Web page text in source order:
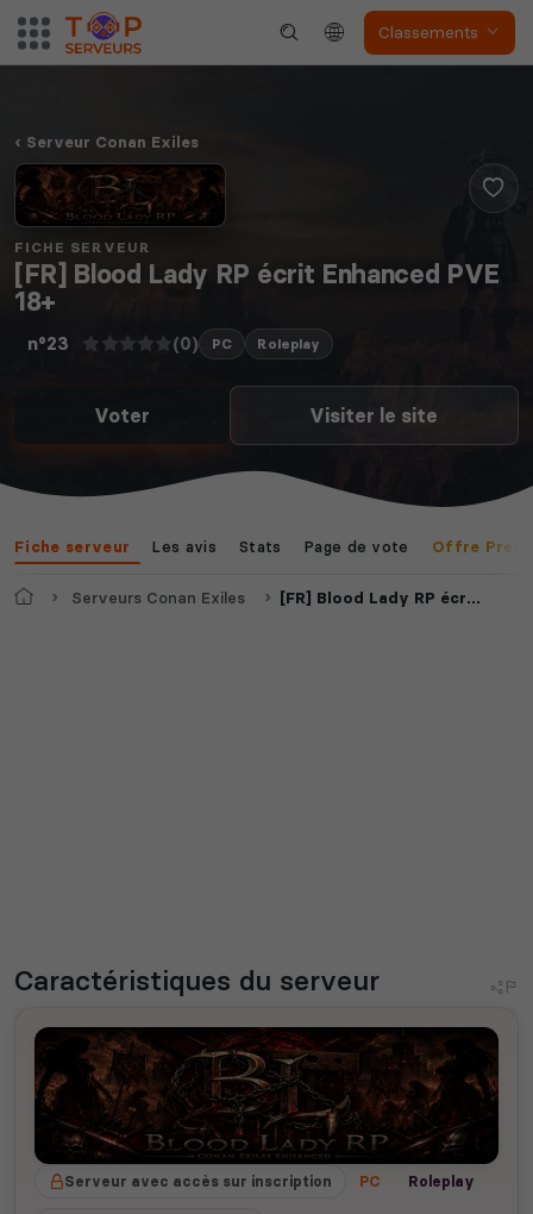
Classements
Serveur Conan Exiles
FICHE SERVEUR
[FR] Blood Lady RP écrit Enhanced PVE
18+
n°23 (0) PC Roleplay
Voter Visiter le site
Fiche serveur Les avis Stats Page de vote Offre
AccueilServeurs Conan Exiles [FR] Blood Lady RP écrit Enhanced PVE 18+
Caractéristiques du serveur
Serveur avec accès sur inscription PC Roleplay